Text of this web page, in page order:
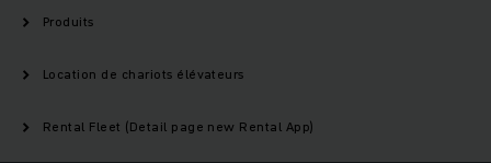
Produits
Location de chariots élévateurs
Rental Fleet (Detail page new Rental App)